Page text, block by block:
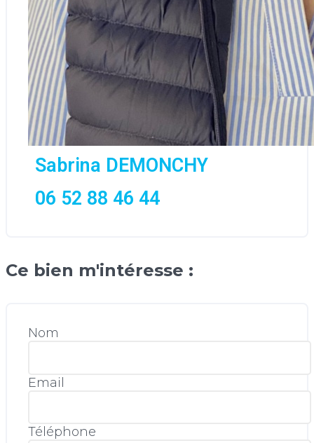
Sabrina DEMONCHY
06 52 88 46 44
Ce bien m'intéresse :
Nom
Email
Téléphone